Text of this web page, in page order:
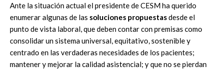
Ante la situación actual el presidente de CESM ha querido
enumerar algunas de las soluciones propuestasdesde el
punto de vista laboral, que deben contar con premisas como
consolidar un sistema universal, equitativo, sostenible y
centrado en las verdaderas necesidades de los pacientes;
mantener y mejorar la calidad asistencial; y que no se pierdan